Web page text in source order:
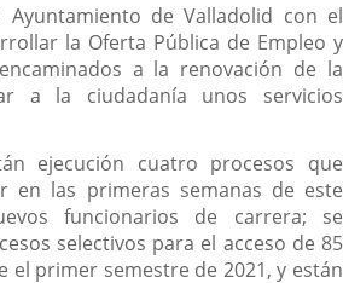
Ayuntamiento de Valladolid con el
la Oferta Pública de Empleo y
a la renovación de la
a la ciudadanía unos servicios
ejecución cuatro procesos que
en las primeras semanas de este
funcionarios de carrera; se
selectivos para el acceso de 85
el primer semestre de 2021, y están